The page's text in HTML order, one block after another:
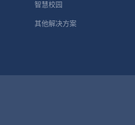
智慧校园
其他解决方案